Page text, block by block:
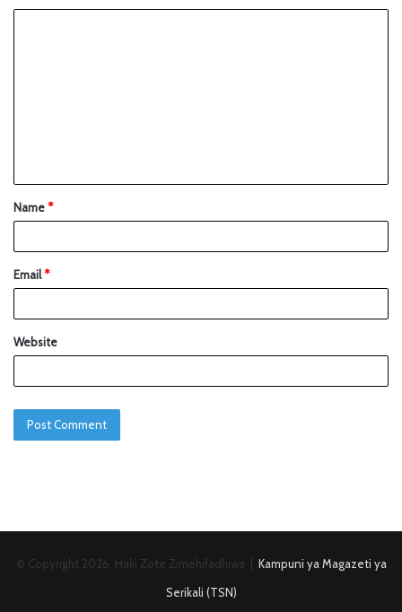
Name*
Email*
Website
© Copyright 2026, Haki Zote Zimehifadhiwa | Kampuni ya Magazeti ya
Serikali (TSN)